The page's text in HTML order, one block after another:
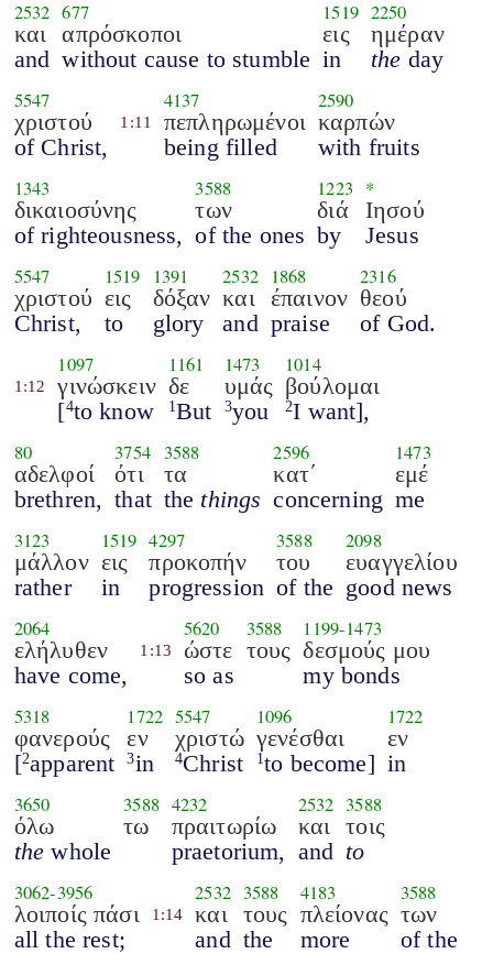
2532
και
and
677
απρόσκοποι
without cause to stumble
1519
εις
in
2250
ημέραν
the day
5547
χριστού
of Christ,
1:11
4137
πεπληρωμένοι
being filled
2590
καρπών
with fruits
1343
δικαιοσύνης
of righteousness,
3588
των
of the ones
1223
διά
by
*
Ιησού
Jesus
5547
χριστού
Christ,
1519
εις
to
1391
δόξαν
glory
2532
και
and
1868
έπαινον
praise
2316
θεού
of God.
1:12
1097
γινώσκειν
[4to know
1161
δε
1 But
1473
υμάς
3you
1014
βούλομαι
2I want],
80
αδελφοί
brethren,
3754
ότι
that
3588
τα
the things
2596
κατ΄
concerning
1473
εμέ
me
3123
μάλλον
rather
1519
εις
in
4297
προκοπήν
progression
3588
του
of the
2098
ευαγγελίου
good news
2064
ελήλυθεν
have come,
1:13
5620
ώστε
so as
3588
τους
1199-1473
δεσμούς μου
my bonds
5318
φανερούς
[2apparent
1722
εν
3in
5547
χριστώ
4Christ
1096
γενέσθαι
1to become]
1722
εν
in
3650
όλω
the whole
3588
τω
4232
πραιτωρίω
praetorium,
2532
και
and
3588
τοις
to
3062-3956
λοιποίς πάσι
all the rest;
1:14
2532
και
and
3588
τους
the
4183
πλείονας
more
3588
των
of the